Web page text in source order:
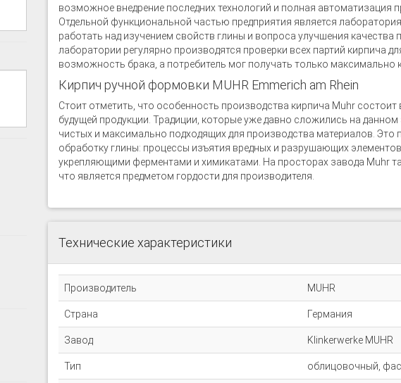
возможное внедрение последних технологий и полная автоматизация
Отдельной функциональной частью предприятия является
работать над изучением свойств глины и вопроса улучшения
лаборатории регулярно производятся проверки всех партий кирпича
возможность брака, а потребитель мог получать только максимально
Кирпич ручной формовки MUHR Emmerich am Rhein
Стоит отметить, что особенность производства кирпича Muhr
будущей продукции. Традиции, которые уже давно сложились на
чистых и максимально подходящих для производства материалов.
обработку глины: процессы изъятия вредных и разрушающих
укрепляющими ферментами и химикатами. На просторах завода Muhr
что является предметом гордости для производителя.
Технические характеристики
Производитель MUHR
Страна Германия
Завод Klinkerwerke MUHR
Тип облицовочный,